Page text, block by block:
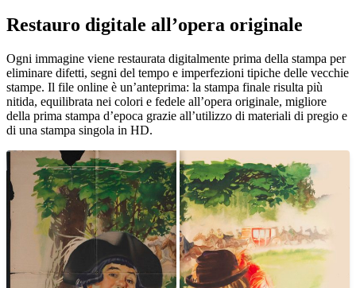
Pause
Restauro digitale all’opera originale
Ogni immagine viene restaurata digitalmente prima della stampa per
eliminare difetti, segni del tempo e imperfezioni tipiche delle vecchie
stampe. Il file online è un’anteprima: la stampa finale risulta più
nitida, equilibrata nei colori e fedele all’opera originale, migliore
della prima stampa d’epoca grazie all’utilizzo di materiali di pregio e
di una stampa singola in HD.